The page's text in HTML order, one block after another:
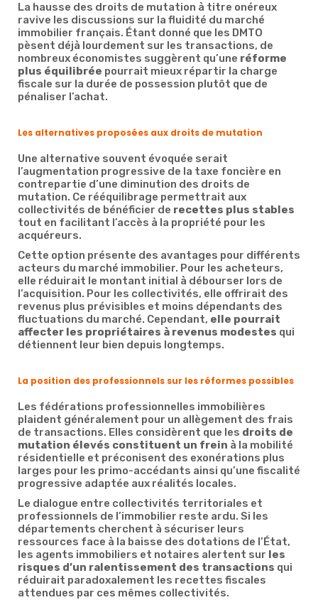
La hausse des droits de mutation à titre onéreux
ravive les discussions sur la fluidité du marché
immobilier français. Étant donné que les DMTO
pèsent déjà lourdement sur les transactions, de
nombreux économistes suggèrent qu’une réforme
plus équilibrée pourrait mieux répartir la charge
fiscale sur la durée de possession plutôt que de
pénaliser l’achat.
Les alternatives proposées aux droits de mutation
Une alternative souvent évoquée serait
l’augmentation progressive de la taxe foncière en
contrepartie d’une diminution des droits de
mutation. Ce rééquilibrage permettrait aux
collectivités de bénéficier de recettes plus stables
tout en facilitant l’accès à la propriété pour les
acquéreurs.
Cette option présente des avantages pour différents
acteurs du marché immobilier. Pour les acheteurs,
elle réduirait le montant initial à débourser lors de
l’acquisition. Pour les collectivités, elle offrirait des
revenus plus prévisibles et moins dépendants des
fluctuations du marché. Cependant, elle pourrait
affecter les propriétaires à revenus modestes qui
détiennent leur bien depuis longtemps.
La position des professionnels sur les réformes possibles
Les fédérations professionnelles immobilières
plaident généralement pour un allègement des frais
de transactions. Elles considèrent que les droits de
mutation élevés constituent un frein à la mobilité
résidentielle et préconisent des exonérations plus
larges pour les primo-accédants ainsi qu’une fiscalité
progressive adaptée aux réalités locales.
Le dialogue entre collectivités territoriales et
professionnels de l’immobilier reste ardu. Si les
départements cherchent à sécuriser leurs
ressources face à la baisse des dotations de l’État,
les agents immobiliers et notaires alertent sur les
risques d’un ralentissement des transactions qui
réduirait paradoxalement les recettes fiscales
attendues par ces mêmes collectivités.